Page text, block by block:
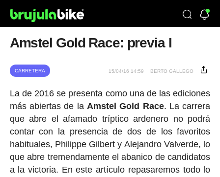
Amstel Gold Race: previa I
CARRETERA 15/04/16 14:59 BERTO GALLEGO
La de 2016 se presenta como una de las ediciones
más abiertas de la Amstel Gold Race. La carrera
que abre el afamado tríptico ardenero no podrá
contar con la presencia de dos de los favoritos
habituales, Philippe Gilbert y Alejandro Valverde, lo
que abre tremendamente el abanico de candidatos
a la victoria. En este artículo repasaremos todo lo